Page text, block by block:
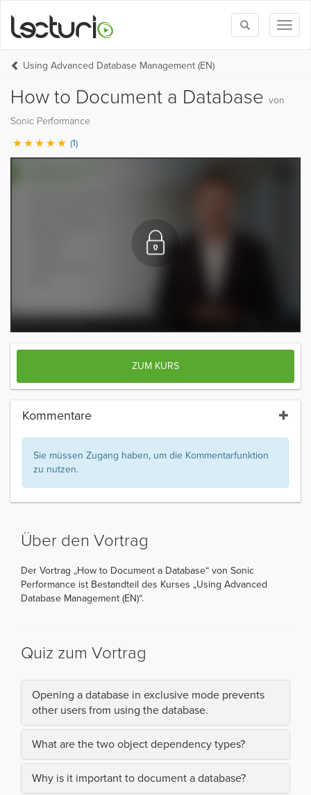
Toggle
search
Using Advanced Database Management (EN)
How to Document a Database von
Sonic Performance
(1)
ZUM KURS
Kommentare
Sie müssen Zugang haben, um die Kommentarfunktion
zu nutzen.
Über den Vortrag
Der Vortrag „How to Document a Database“ von Sonic
Performance ist Bestandteil des Kurses „Using Advanced
Database Management (EN)“.
Quiz zum Vortrag
Opening a database in exclusive mode prevents
other users from using the database.
What are the two object dependency types?
Why is it important to document a database?